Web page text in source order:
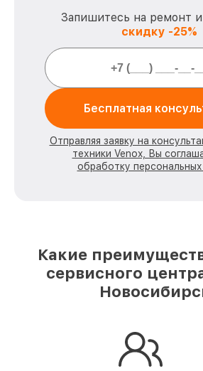
Запишитесь на ремонт и
скидку -25%
Бесплатная
Отправляя заявку на
техники Venox, Вы
обработку
Какие
сервисного